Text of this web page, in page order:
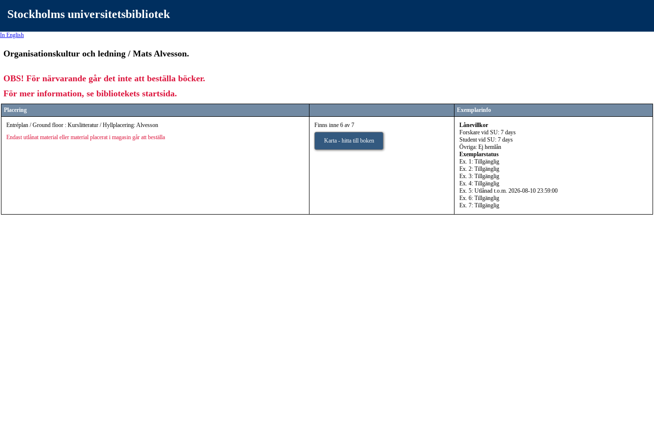
Stockholms universitetsbibliotek
In English
Organisationskultur och ledning / Mats Alvesson.
OBS! För närvarande går det inte att beställa böcker.
För mer information, se bibliotekets startsida.
Placering Exemplarinfo
Entréplan / Ground floor : Kurslitteratur / Hyllplacering: Alvesson
Endast utlånat material eller material placerat i magasin går att beställa
Finns inne 6 av 7
Karta - hitta till boken
Lånevillkor
Forskare vid SU: 7 days
Student vid SU: 7 days
Övriga: Ej hemlån
Exemplarstatus
Ex. 1: Tillgänglig
Ex. 2: Tillgänglig
Ex. 3: Tillgänglig
Ex. 4: Tillgänglig
Ex. 5: Utlånad t.o.m. 2026-08-10 23:59:00
Ex. 6: Tillgänglig
Ex. 7: Tillgänglig